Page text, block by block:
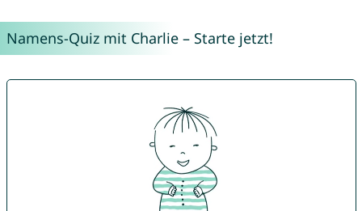
Namens-Quiz mit Charlie – Starte jetzt!